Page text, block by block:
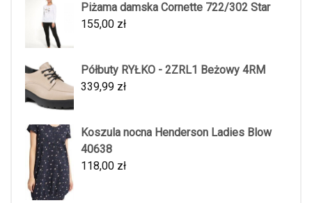
Piżama damska Cornette 722/302 Star
155,00 zł
Półbuty RYŁKO - 2ZRL1 Beżowy 4RM
339,99 zł
Koszula nocna Henderson Ladies Blow
40638
118,00 zł